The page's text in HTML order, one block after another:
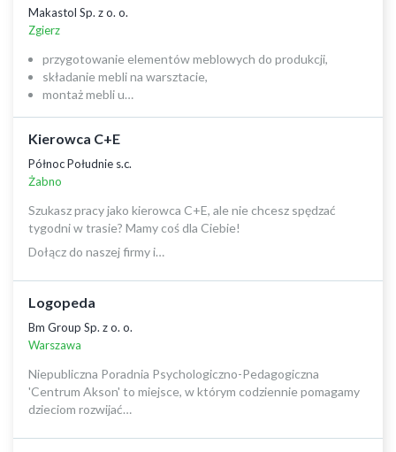
Makastol Sp. z o. o.
Zgierz
przygotowanie elementów meblowych do produkcji,
składanie mebli na warsztacie,
montaż mebli u…
Kierowca C+E
Północ Południe s.c.
Żabno
Szukasz pracy jako kierowca C+E, ale nie chcesz spędzać
tygodni w trasie? Mamy coś dla Ciebie!
Dołącz do naszej firmy i…
Logopeda
Bm Group Sp. z o. o.
Warszawa
Niepubliczna Poradnia Psychologiczno-Pedagogiczna
'Centrum Akson' to miejsce, w którym codziennie pomagamy
dzieciom rozwijać…